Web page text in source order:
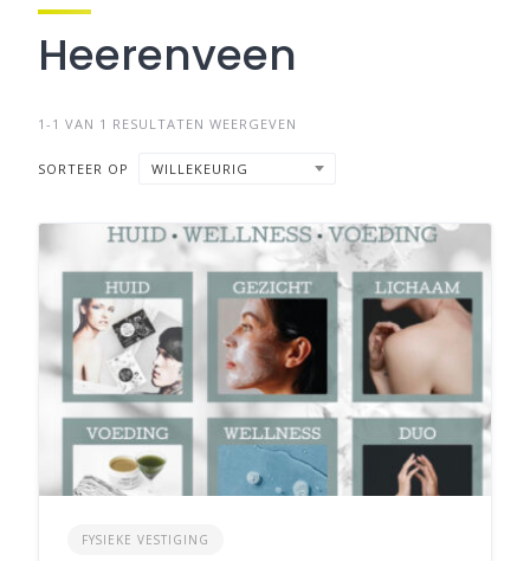
Heerenveen
1-1 VAN 1 RESULTATEN WEERGEVEN
SORTEER OP WILLEKEURIG
FYSIEKE VESTIGING